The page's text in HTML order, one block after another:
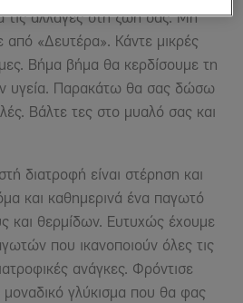
τις αλλαγές στη ζωή σας. Μη
από «Δευτέρα». Κάντε μικρές
Βήμα βήμα θα κερδίσουμε τη
υγεία. Παρακάτω θα σας δώσω
Βάλτε τες στο μυαλό σας και
διατροφή είναι στέρηση και
και καθημερινά ένα παγωτό
και θερμίδων. Ευτυχώς έχουμε
που ικανοποιούν όλες τις
ανάγκες. Φρόντισε
μοναδικό γλύκισμα που θα φας